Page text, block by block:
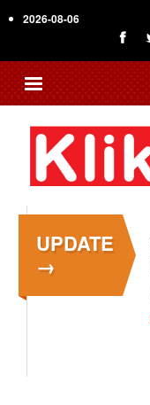
to
content
2026-08-06
UPDATE
→